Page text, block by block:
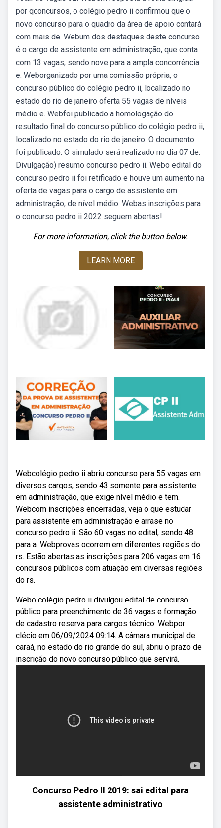
por qconcursos, o colégio pedro ii confirmou que o
novo concurso para o quadro da área de apoio contará
com mais de. Webum dos destaques deste concurso
é o cargo de assistente em administração, que conta
com 13 vagas, sendo nove para a ampla concorrência
e. Weborganizado por uma comissão própria, o
concurso público do colégio pedro ii, localizado no
estado do rio de janeiro oferta 55 vagas de níveis
médio e. Webfoi publicado a homologação do
resultado final do concurso público do colégio pedro ii,
localizado no estado do rio de janeiro. O documento
foi publicado. O simulado será realizado no dia 07 de.
Divulgação) resumo concurso pedro ii. Webo edital do
concurso pedro ii foi retificado e houve um aumento na
oferta de vagas para o cargo de assistente em
administração, de nível médio. Webas inscrições para
o concurso pedro ii 2022 seguem abertas!
For more information, click the button below.
LEARN MORE
Webcolégio pedro ii abriu concurso para 55 vagas em
diversos cargos, sendo 43 somente para assistente
em administração, que exige nível médio e tem.
Webcom inscrições encerradas, veja o que estudar
para assistente em administração e arrase no
concurso pedro ii. São 60 vagas no edital, sendo 48
para a. Webprovas ocorrem em diferentes regiões do
rs. Estão abertas as inscrições para 206 vagas em 16
concursos públicos com atuação em diversas regiões
do rs.
Webo colégio pedro ii divulgou edital de concurso
público para preenchimento de 36 vagas e formação
de cadastro reserva para cargos técnico. Webpor
clécio em 06/09/2024 09:14. A câmara municipal de
caraá, no estado do rio grande do sul, abriu o prazo de
inscrição do novo concurso público que servirá.
Concurso Pedro II 2019: sai edital para
assistente administrativo